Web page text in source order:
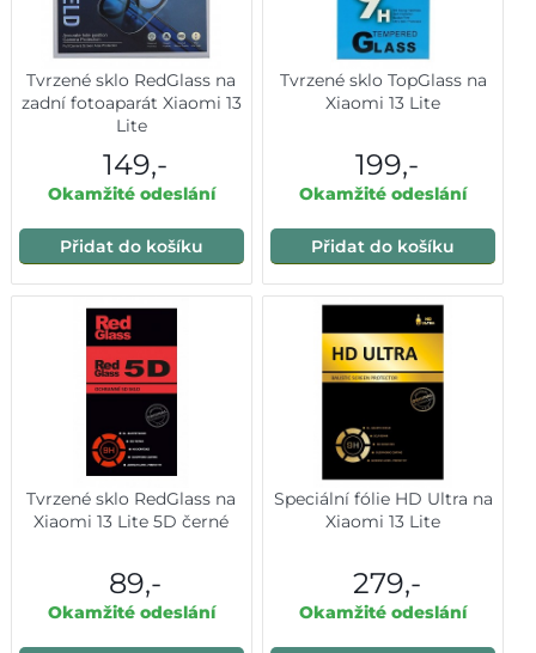
Tvrzené sklo RedGlass na
zadní fotoaparát Xiaomi 13
Lite
149,-
Okamžité odeslání
Přidat do košíku
Tvrzené sklo TopGlass na
Xiaomi 13 Lite
199,-
Okamžité odeslání
Přidat do košíku
Tvrzené sklo RedGlass na
Xiaomi 13 Lite 5D černé
89,-
Okamžité odeslání
Speciální fólie HD Ultra na
Xiaomi 13 Lite
279,-
Okamžité odeslání